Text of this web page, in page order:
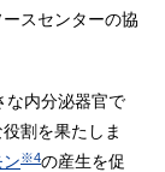
スセンターの協
な内分泌器官で
割を果たしま
※4の産生を促